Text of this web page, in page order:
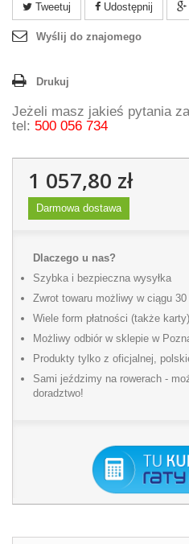
Tweetuj Udostępnij
Wyślij do znajomego
Drukuj
Jeżeli masz jakieś pytania
tel: 500 056 734
1 057,80 zł
Darmowa dostawa
Dlaczego u nas?
Szybka i bezpieczna wysyłka
Zwrot towaru możliwy w ciągu
Wiele form płatności (także karty)
Możliwy odbiór w sklepie w
Produkty tylko z oficjalnej,
Sami jeździmy na rowerach -
doradztwo!